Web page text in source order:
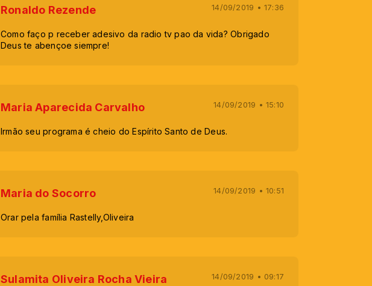
Ronaldo Rezende 14/09/2019 • 17:36
Como faço p receber adesivo da radio tv pao da vida? Obrigado
Deus te abençoe siempre!
Maria Aparecida Carvalho 14/09/2019 • 15:10
Irmão seu programa é cheio do Espírito Santo de Deus.
Maria do Socorro 14/09/2019 • 10:51
Orar pela família Rastelly,Oliveira
Sulamita Oliveira Rocha Vieira 14/09/2019 • 09:17